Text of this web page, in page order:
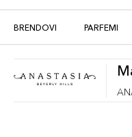
BRENDOVI PARFEMI